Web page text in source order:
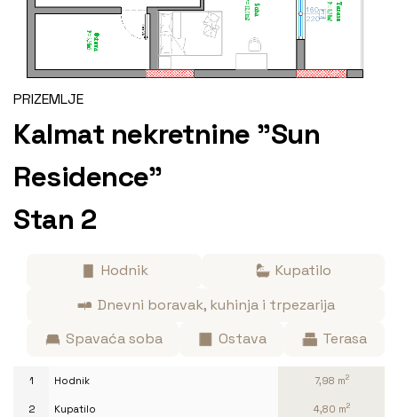
PRIZEMLJE
Kalmat nekretnine "Sun
Residence"
Stan 2
Hodnik
Kupatilo
Dnevni boravak, kuhinja i trpezarija
Spavaća soba
Ostava Terasa
1 Hodnik 7,98 m2
2 Kupatilo 4,80 m2